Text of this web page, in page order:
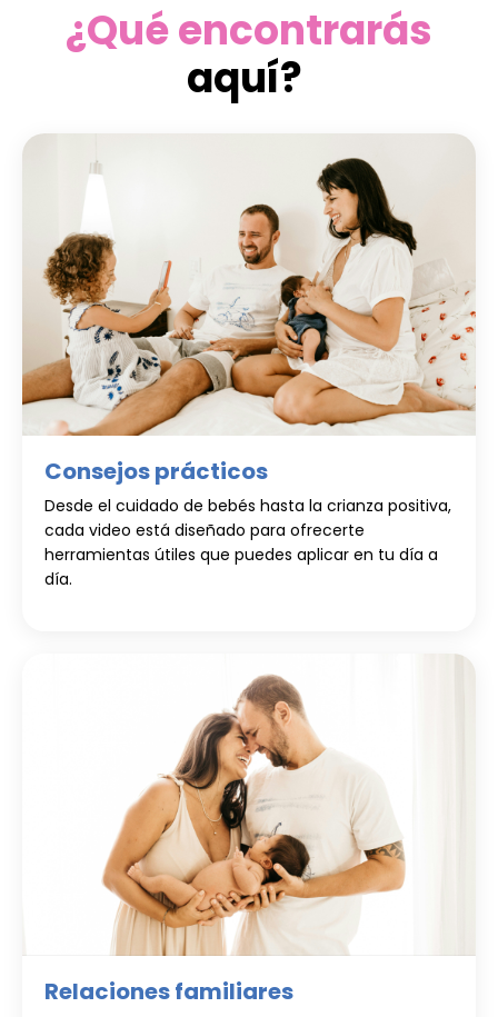
¿Qué encontrarás
aquí?
Consejos prácticos
Desde el cuidado de bebés hasta la crianza positiva,
cada video está diseñado para ofrecerte
herramientas útiles que puedes aplicar en tu día a
día.
Relaciones familiares